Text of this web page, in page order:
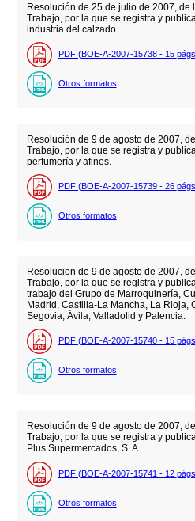
Resolución de 25 de julio de 2007, de
Trabajo, por la que se registra y
industria del calzado.
PDF (BOE-A-2007-15738 - 15 págs.
Otros formatos
Resolución de 9 de agosto de 2007,
Trabajo, por la que se registra y
perfumería y afines.
PDF (BOE-A-2007-15739 - 26 págs.
Otros formatos
Resolucion de 9 de agosto de 2007,
Trabajo, por la que se registra y
trabajo del Grupo de Marroquinería,
Madrid, Castilla-La Mancha, La Rioja,
Segovia, Ávila, Valladolid y Palencia.
PDF (BOE-A-2007-15740 - 15 págs.
Otros formatos
Resolución de 9 de agosto de 2007,
Trabajo, por la que se registra y
Plus Supermercados, S. A.
PDF (BOE-A-2007-15741 - 12 págs.
Otros formatos